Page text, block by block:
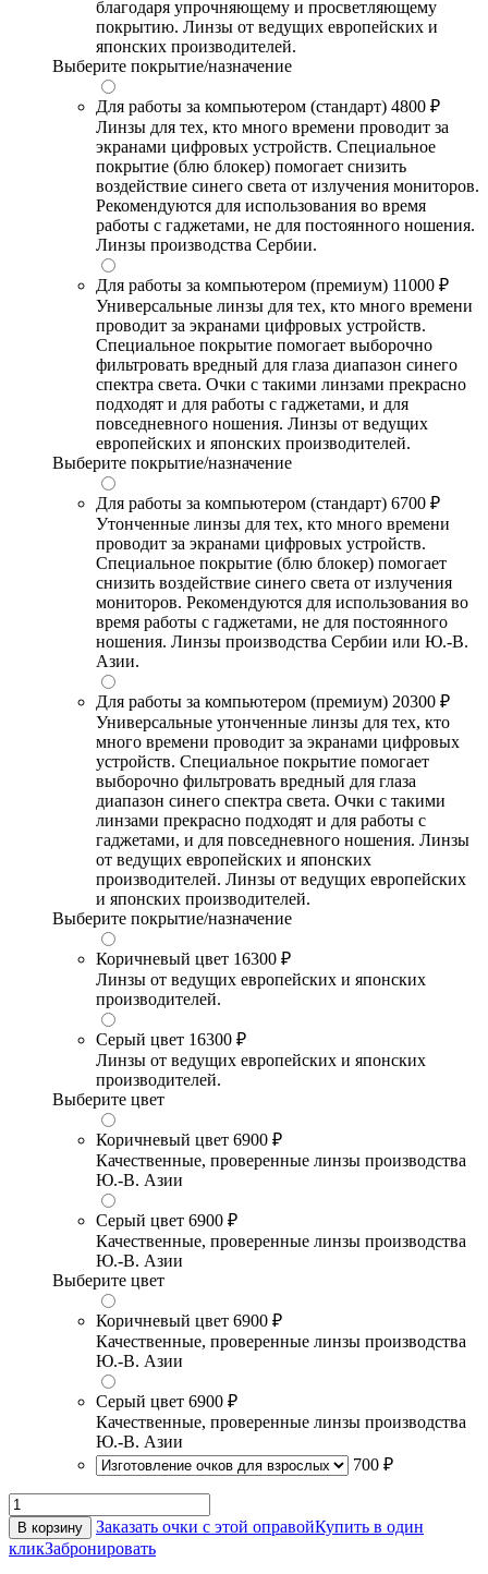
благодаря упрочняющему и просветляющему
покрытию. Линзы от ведущих европейских и
японских производителей.
Выберите покрытие/назначение
Для работы за компьютером (стандарт) 4800 ₽
Линзы для тех, кто много времени проводит за
экранами цифровых устройств. Специальное
покрытие (блю блокер) помогает снизить
воздействие синего света от излучения мониторов.
Рекомендуются для использования во время
работы с гаджетами, не для постоянного ношения.
Линзы производства Сербии.
Для работы за компьютером (премиум) 11000 ₽
Универсальные линзы для тех, кто много времени
проводит за экранами цифровых устройств.
Специальное покрытие помогает выборочно
фильтровать вредный для глаза диапазон синего
спектра света. Очки с такими линзами прекрасно
подходят и для работы с гаджетами, и для
повседневного ношения. Линзы от ведущих
европейских и японских производителей.
Выберите покрытие/назначение
Для работы за компьютером (стандарт) 6700 ₽
Утонченные линзы для тех, кто много времени
проводит за экранами цифровых устройств.
Специальное покрытие (блю блокер) помогает
снизить воздействие синего света от излучения
мониторов. Рекомендуются для использования во
время работы с гаджетами, не для постоянного
ношения. Линзы производства Сербии или Ю.-В.
Азии.
Для работы за компьютером (премиум) 20300 ₽
Универсальные утонченные линзы для тех, кто
много времени проводит за экранами цифровых
устройств. Специальное покрытие помогает
выборочно фильтровать вредный для глаза
диапазон синего спектра света. Очки с такими
линзами прекрасно подходят и для работы с
гаджетами, и для повседневного ношения. Линзы
от ведущих европейских и японских
производителей. Линзы от ведущих европейских
и японских производителей.
Выберите покрытие/назначение
Коричневый цвет 16300 ₽
Линзы от ведущих европейских и японских
производителей.
Серый цвет 16300 ₽
Линзы от ведущих европейских и японских
производителей.
Выберите цвет
Коричневый цвет 6900 ₽
Качественные, проверенные линзы производства
Ю.-В. Азии
Серый цвет 6900 ₽
Качественные, проверенные линзы производства
Ю.-В. Азии
Выберите цвет
Коричневый цвет 6900 ₽
Качественные, проверенные линзы производства
Ю.-В. Азии
Серый цвет 6900 ₽
Качественные, проверенные линзы производства
Ю.-В. Азии
700 ₽
В корзину Заказать очки с этой оправойКупить в один
кликЗабронировать